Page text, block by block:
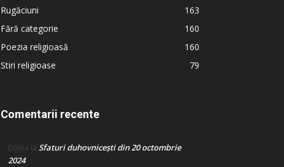
Rugăciuni
163
Fără categorie
160
Poezia religioasă
160
Stiri religioase
79
Comentarii recente
Doina la Sfaturi duhovnicești din 20 octombrie
2024